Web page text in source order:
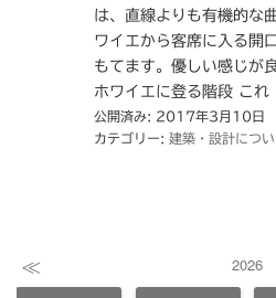
は、直線よりも有機的な
ワイエから客席に入る開
もてます。優しい感じが
ホワイエに登る階段 こ
公開済み: 2017年3月10日
カテゴリー: 建築・設計につい
≪ 2026